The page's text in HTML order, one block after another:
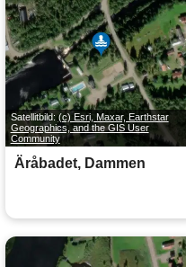
Satellitbild:(c) Esri, Maxar, Earthstar
Geographics, and the GIS User
Community
Äråbadet, Dammen